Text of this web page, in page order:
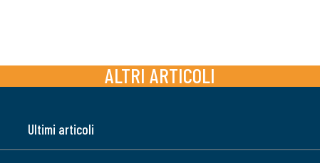
ALTRI ARTICOLI
Ultimi articoli